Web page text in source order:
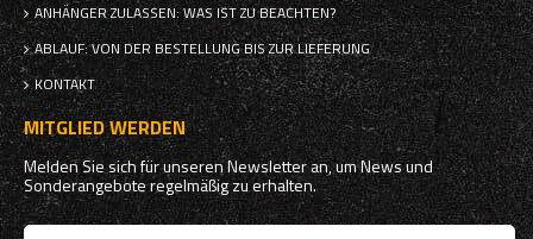
ANHÄNGER ZULASSEN: WAS IST ZU BEACHTEN?
ABLAUF: VON DER BESTELLUNG BIS ZUR LIEFERUNG
KONTAKT
MITGLIED WERDEN
Melden Sie sich für unseren Newsletter an, um News und
Sonderangebote regelmäßig zu erhalten.